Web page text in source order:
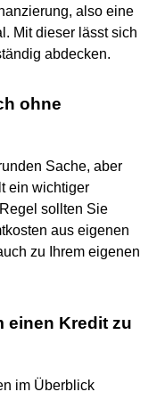
also eine
Mit dieser lässt sich
abdecken.
ohne
Sache, aber
ein wichtiger
sollten Sie
aus eigenen
zu Ihrem eigenen
einen Kredit zu
im Überblick